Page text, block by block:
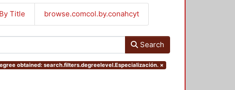
By Title browse.comcol.by.conahcyt
Search
obtained: search.filters.degreelevel.Especialización. ×